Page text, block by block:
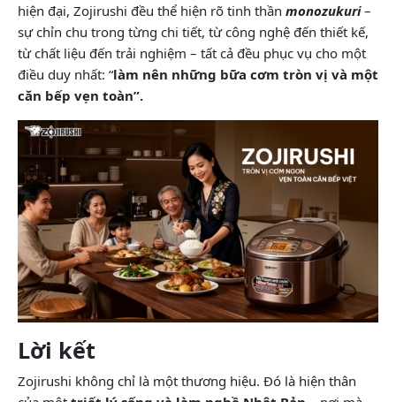
hiện đại, Zojirushi đều thể hiện rõ tinh thần monozukuri –
sự chỉn chu trong từng chi tiết, từ công nghệ đến thiết kế,
từ chất liệu đến trải nghiệm – tất cả đều phục vụ cho một
điều duy nhất: “làm nên những bữa cơm tròn vị và một
căn bếp vẹn toàn”.
Lời kết
Zojirushi không chỉ là một thương hiệu. Đó là hiện thân